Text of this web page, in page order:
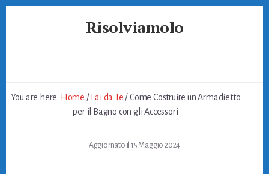
Risolviamolo
You are here: Home / Fai da Te /Come Costruire un Armadietto
per il Bagno con gli Accessori
Aggiornato il 15 Maggio 2024